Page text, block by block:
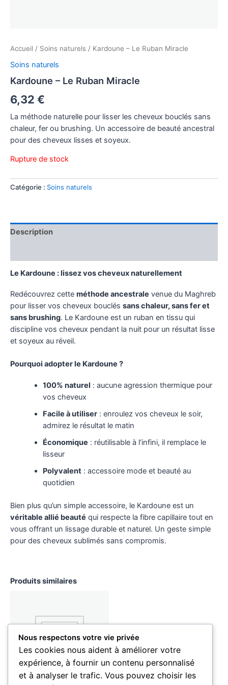
Accueil / Soins naturels / Kardoune – Le Ruban Miracle
Soins naturels
Kardoune – Le Ruban Miracle
6,32 €
La méthode naturelle pour lisser les cheveux bouclés sans
chaleur, fer ou brushing. Un accessoire de beauté ancestral
pour des cheveux lisses et soyeux.
Rupture de stock
Catégorie : Soins naturels
Description
Le Kardoune : lissez vos cheveux naturellement
Redécouvrez cette méthode ancestrale venue du Maghreb
pour lisser vos cheveux bouclés sans chaleur, sans fer et
sans brushing. Le Kardoune est un ruban en tissu qui
discipline vos cheveux pendant la nuit pour un résultat lisse
et soyeux au réveil.
Pourquoi adopter le Kardoune ?
100% naturel : aucune agression thermique pour
vos cheveux
Facile à utiliser: enroulez vos cheveux le soir,
admirez le résultat le matin
Économique : réutilisable à l’infini, il remplace le
lisseur
Polyvalent: accessoire mode et beauté au
quotidien
Bien plus qu’un simple accessoire, le Kardoune est un
véritable allié beauté qui respecte la fibre capillaire tout en
vous offrant un lissage durable et naturel. Un geste simple
pour des cheveux sublimés sans compromis.
Produits similaires
EN RUPTURE DE
STOCK
Nous respectons votre vie privée
Les cookies nous aident à améliorer votre
expérience, à fournir un contenu personnalisé
et à analyser le trafic. Vous pouvez choisir les